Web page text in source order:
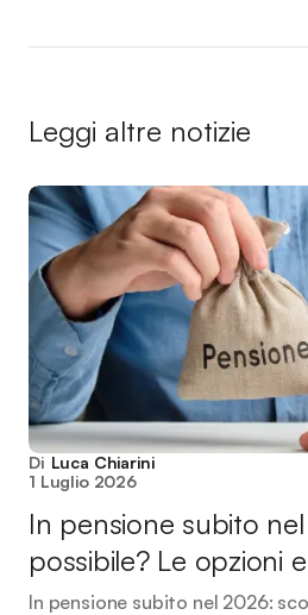
Leggi altre notizie
Di Luca Chiarini
1 Luglio 2026
In pensione subito
possibile? Le opzioni
In pensione subito nel 2026: